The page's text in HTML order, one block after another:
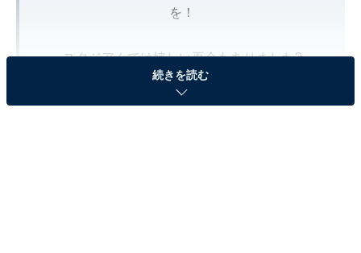
を！
スタジアムでは嬉しい再会もありました?
#内田篤人#再会
pic.twitter.com/P6yUnPvWoH
続きを読む